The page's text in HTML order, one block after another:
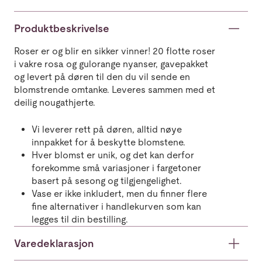
Produktbeskrivelse
Roser er og blir en sikker vinner! 20 flotte roser
i vakre rosa og gulorange nyanser, gavepakket
og levert på døren til den du vil sende en
blomstrende omtanke. Leveres sammen med et
deilig nougathjerte.
Vi leverer rett på døren, alltid nøye
innpakket for å beskytte blomstene.
Hver blomst er unik, og det kan derfor
forekomme små variasjoner i fargetoner
basert på sesong og tilgjengelighet.
Vase er ikke inkludert, men du finner flere
fine alternativer i handlekurven som kan
legges til din bestilling.
Varedeklarasjon